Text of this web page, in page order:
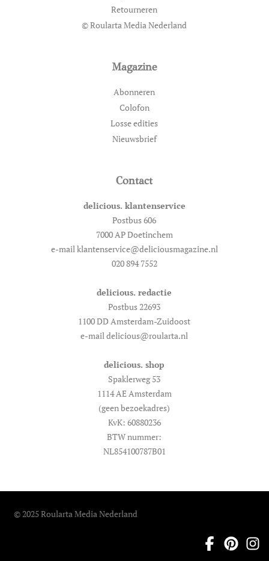
Retourneren
© Roularta Media Nederland
Magazine
Abonneren
Colofon
Losse edities
Nieuwsbrief
Contact
delicious. klantenservice
Postbus 606
7000 AP Doetinchem
e-mail klantenservice@deliciousmagazine.nl
020 894 7552
delicious. redactie
Postbus 22693
1100 DD Amsterdam-Zuidoost
e-mail delicious@roularta.nl
delicious. shop
Spaklerweg 53
1114 AE Amsterdam
(geen bezoekadres)
KvK: 60880236
BTW nummer:
NL854100787B01
© 2025 Roularta Media Nederland